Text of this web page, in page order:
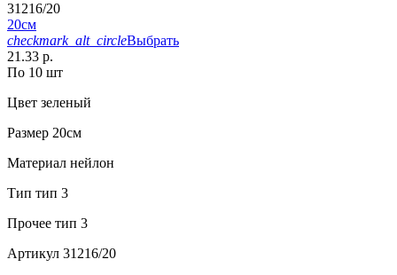
31216/20
20см
checkmark_alt_circleВыбрать
21.33 р.
По 10 шт
Цвет зеленый
Размер 20см
Материал нейлон
Тип тип 3
Прочее тип 3
Артикул 31216/20